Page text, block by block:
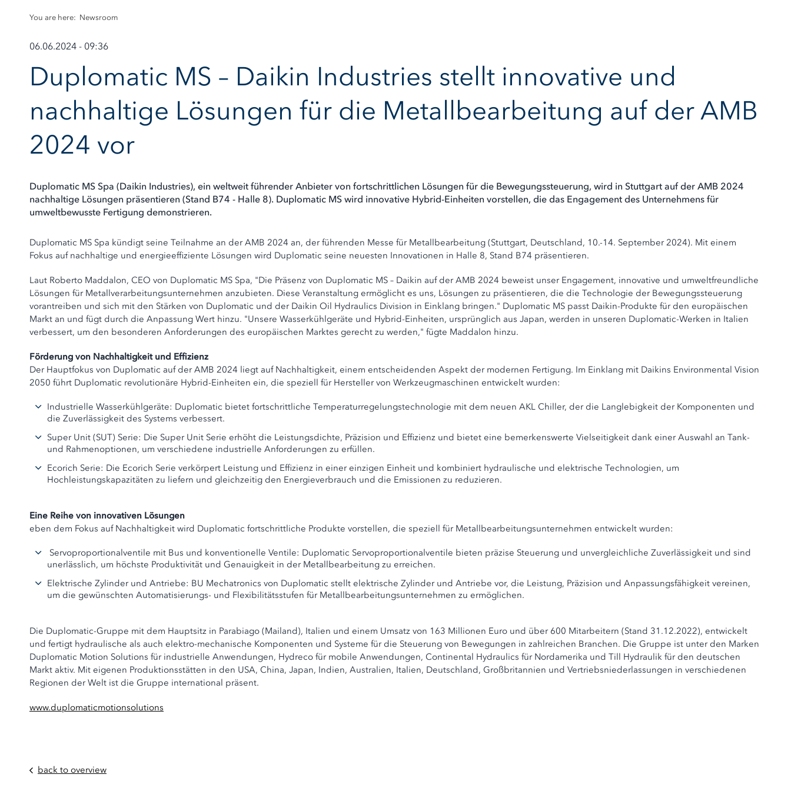
You are here: Newsroom
06.06.2024 - 09:36
Duplomatic MS – Daikin Industries stellt innovative und
nachhaltige Lösungen für die Metallbearbeitung auf der AMB
2024 vor
Duplomatic MS Spa (Daikin Industries), ein weltweit führender Anbieter von fortschrittlichen Lösungen für die Bewegungssteuerung, wird in Stuttgart auf der AMB 2024
nachhaltige Lösungen präsentieren (Stand B74 - Halle 8). Duplomatic MS wird innovative Hybrid-Einheiten vorstellen, die das Engagement des Unternehmens für
umweltbewusste Fertigung demonstrieren.
Duplomatic MS Spa kündigt seine Teilnahme an der AMB 2024 an, der führenden Messe für Metallbearbeitung (Stuttgart, Deutschland, 10.-14. September 2024). Mit einem
Fokus auf nachhaltige und energieeffiziente Lösungen wird Duplomatic seine neuesten Innovationen in Halle 8, Stand B74 präsentieren.
Laut Roberto Maddalon, CEO von Duplomatic MS Spa, "Die Präsenz von Duplomatic MS – Daikin auf der AMB 2024 beweist unser Engagement, innovative und umweltfreundliche
Lösungen für Metallverarbeitungsunternehmen anzubieten. Diese Veranstaltung ermöglicht es uns, Lösungen zu präsentieren, die die Technologie der Bewegungssteuerung
vorantreiben und sich mit den Stärken von Duplomatic und der Daikin Oil Hydraulics Division in Einklang bringen." Duplomatic MS passt Daikin-Produkte für den europäischen
Markt an und fügt durch die Anpassung Wert hinzu. "Unsere Wasserkühlgeräte und Hybrid-Einheiten, ursprünglich aus Japan, werden in unseren Duplomatic-Werken in Italien
verbessert, um den besonderen Anforderungen des europäischen Marktes gerecht zu werden," fügte Maddalon hinzu.
Förderung von Nachhaltigkeit und Effizienz
Der Hauptfokus von Duplomatic auf der AMB 2024 liegt auf Nachhaltigkeit, einem entscheidenden Aspekt der modernen Fertigung. Im Einklang mit Daikins Environmental Vision
2050 führt Duplomatic revolutionäre Hybrid-Einheiten ein, die speziell für Hersteller von Werkzeugmaschinen entwickelt wurden:
Industrielle Wasserkühlgeräte: Duplomatic bietet fortschrittliche Temperaturregelungstechnologie mit dem neuen AKL Chiller, der die Langlebigkeit der Komponenten und
die Zuverlässigkeit des Systems verbessert.
Super Unit (SUT) Serie: Die Super Unit Serie erhöht die Leistungsdichte, Präzision und Effizienz und bietet eine bemerkenswerte Vielseitigkeit dank einer Auswahl an Tank-
und Rahmenoptionen, um verschiedene industrielle Anforderungen zu erfüllen.
Ecorich Serie: Die Ecorich Serie verkörpert Leistung und Effizienz in einer einzigen Einheit und kombiniert hydraulische und elektrische Technologien, um
Hochleistungskapazitäten zu liefern und gleichzeitig den Energieverbrauch und die Emissionen zu reduzieren.
Eine Reihe von innovativen Lösungen
eben dem Fokus auf Nachhaltigkeit wird Duplomatic fortschrittliche Produkte vorstellen, die speziell für Metallbearbeitungsunternehmen entwickelt wurden:
Servoproportionalventile mit Bus und konventionelle Ventile: Duplomatic Servoproportionalventile bieten präzise Steuerung und unvergleichliche Zuverlässigkeit und sind
unerlässlich, um höchste Produktivität und Genauigkeit in der Metallbearbeitung zu erreichen.
Elektrische Zylinder und Antriebe: BU Mechatronics von Duplomatic stellt elektrische Zylinder und Antriebe vor, die Leistung, Präzision und Anpassungsfähigkeit vereinen,
um die gewünschten Automatisierungs- und Flexibilitätsstufen für Metallbearbeitungsunternehmen zu ermöglichen.
Die Duplomatic-Gruppe mit dem Hauptsitz in Parabiago (Mailand), Italien und einem Umsatz von 163 Millionen Euro und über 600 Mitarbeitern (Stand 31.12.2022), entwickelt
und fertigt hydraulische als auch elektro-mechanische Komponenten und Systeme für die Steuerung von Bewegungen in zahlreichen Branchen. Die Gruppe ist unter den Marken
Duplomatic Motion Solutions für industrielle Anwendungen, Hydreco für mobile Anwendungen, Continental Hydraulics für Nordamerika und Till Hydraulik für den deutschen
Markt aktiv. Mit eigenen Produktionsstätten in den USA, China, Japan, Indien, Australien, Italien, Deutschland, Großbritannien und Vertriebsniederlassungen in verschiedenen
Regionen der Welt ist die Gruppe international präsent.
www.duplomaticmotionsolutions
back to overview